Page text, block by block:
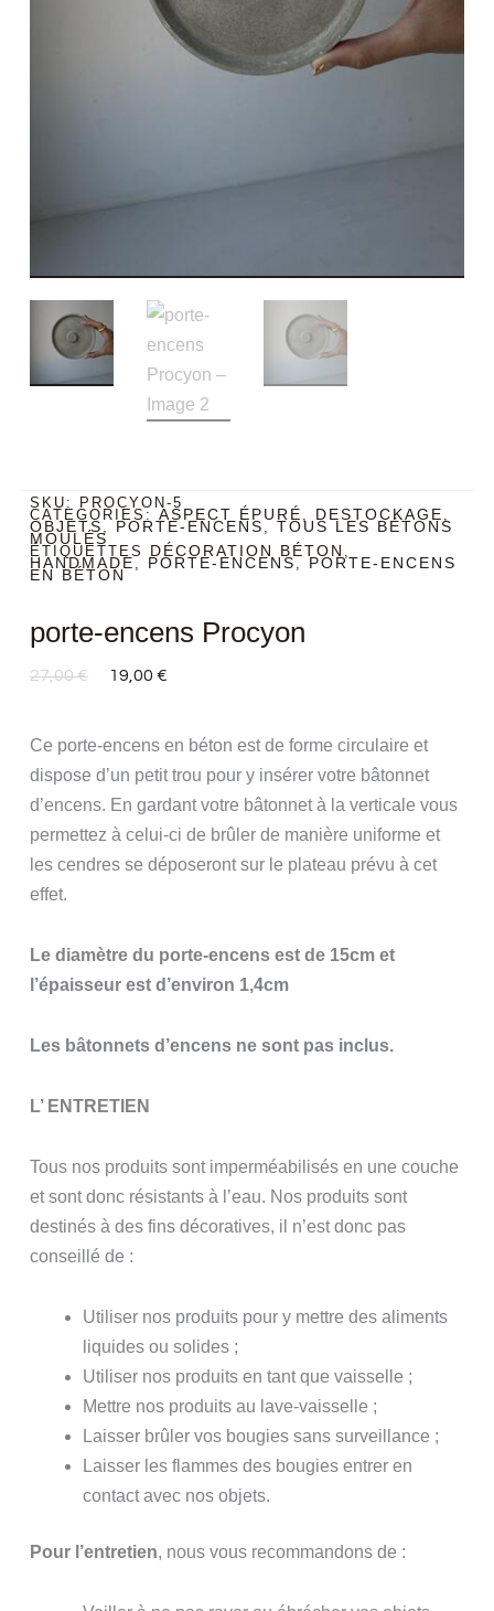
SKU: PROCYON-5
CATEGORIES: ASPECT ÉPURÉ DESTOCKAGE
OBJETS PORTE-ENCENS TOUS LES BÉTONS
MOULÉS
ÉTIQUETTES DÉCORATION BÉTON
HANDMADE PORTE-ENCENS PORTE-ENCENS
EN BÉTON
porte-encens Procyon
27,00€
Le
Était :
19,00 €Le
Est :
Ce porte-encens en béton est de forme circulaire et
dispose d’un petit trou pour y insérer votre bâtonnet
d’encens. En gardant votre bâtonnet à la verticale vous
permettez à celui-ci de brûler de manière uniforme et
les cendres se déposeront sur le plateau prévu à cet
effet.
Le diamètre du porte-encens est de 15cm et
l’épaisseur est d’environ 1,4cm
Les bâtonnets d’encens ne sont pas inclus.
L’ ENTRETIEN
Tous nos produits sont imperméabilisés en une couche
et sont donc résistants à l’eau. Nos produits sont
destinés à des fins décoratives, il n’est donc pas
conseillé de :
Utiliser nos produits pour y mettre des aliments
liquides ou solides ;
Utiliser nos produits en tant que vaisselle ;
Mettre nos produits au lave-vaisselle ;
Laisser brûler vos bougies sans surveillance ;
Laisser les flammes des bougies entrer en
contact avec nos objets.
Pour l’entretien, nous vous recommandons de :